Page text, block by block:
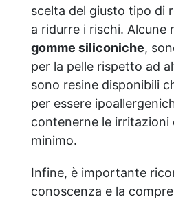
scelta del giusto tipo di
a ridurre i rischi. Alcune
gomme siliconiche,
per la pelle rispetto ad
sono resine disponibili
per essere
contenerne le irritazioni
minimo.
Infine, è importante
conoscenza e la